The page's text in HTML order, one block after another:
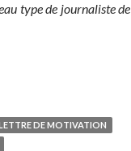
type de journaliste de
DE MOTIVATION